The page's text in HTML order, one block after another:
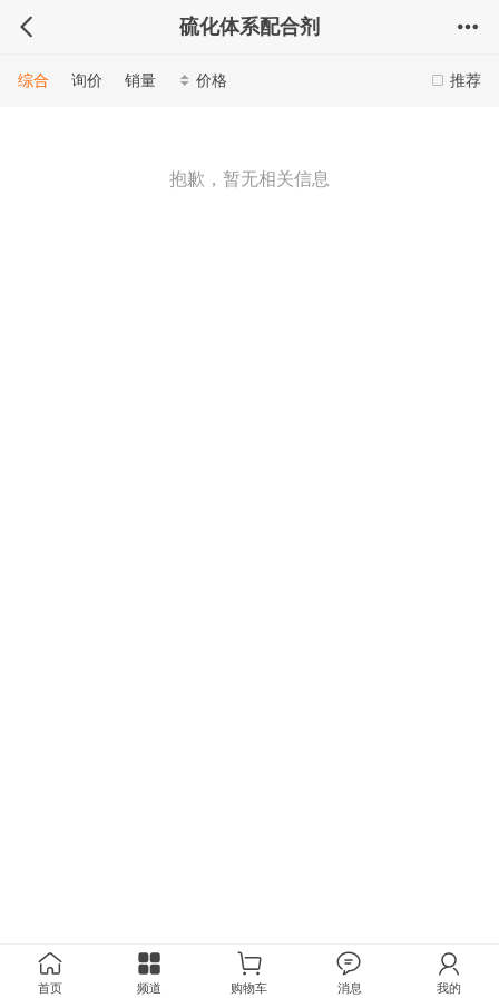
硫化体系配合剂
推荐
综合 询价 销量 价格
抱歉，暂无相关信息
首页 频道 购物车 消息 我的